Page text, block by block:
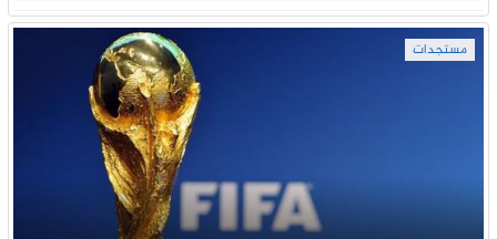
مستجدات